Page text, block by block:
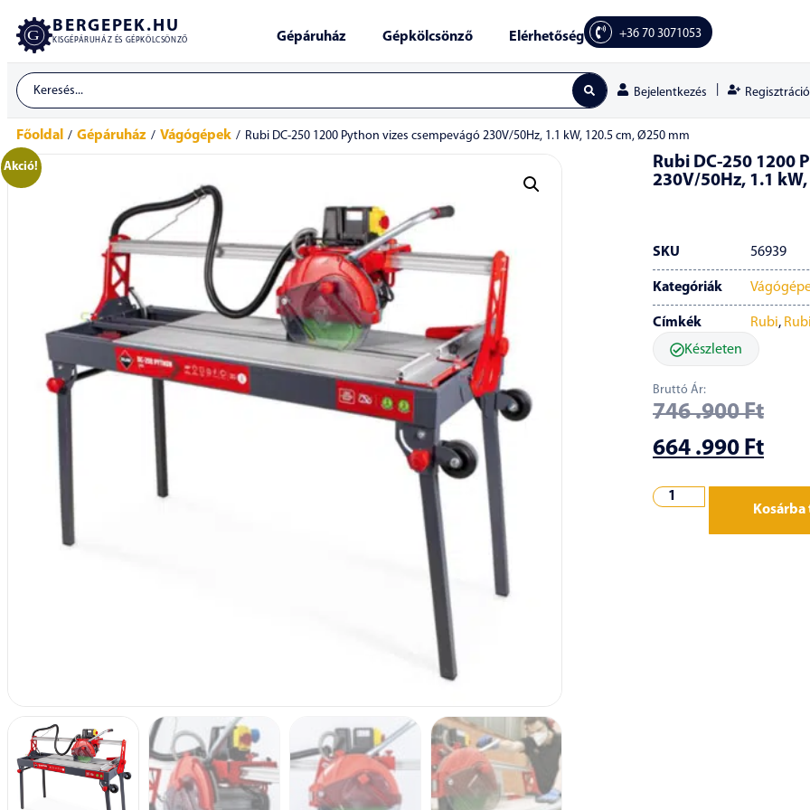
BERGEPEK.HU
KISGÉPÁRUHÁZ ÉS GÉPKÖLCSÖNZŐ Gépáruház Gépkölcsönző Elérhetőség +36 70 3071053
Bejelentkezés Regisztráció
Főoldal / Gépáruház / Vágógépek / Rubi DC-250 1200 Python vizes csempevágó 230V/50Hz, 1.1 kW, 120.5 cm, Ø250 mm
Akció!
Rubi DC-250 1200
230V/50Hz, 1.1
SKU 56939
Kategóriák
Címkék Rubi,
Készleten
Bruttó Ár:
746 .900Ft
664 .990 Ft
Kosárba